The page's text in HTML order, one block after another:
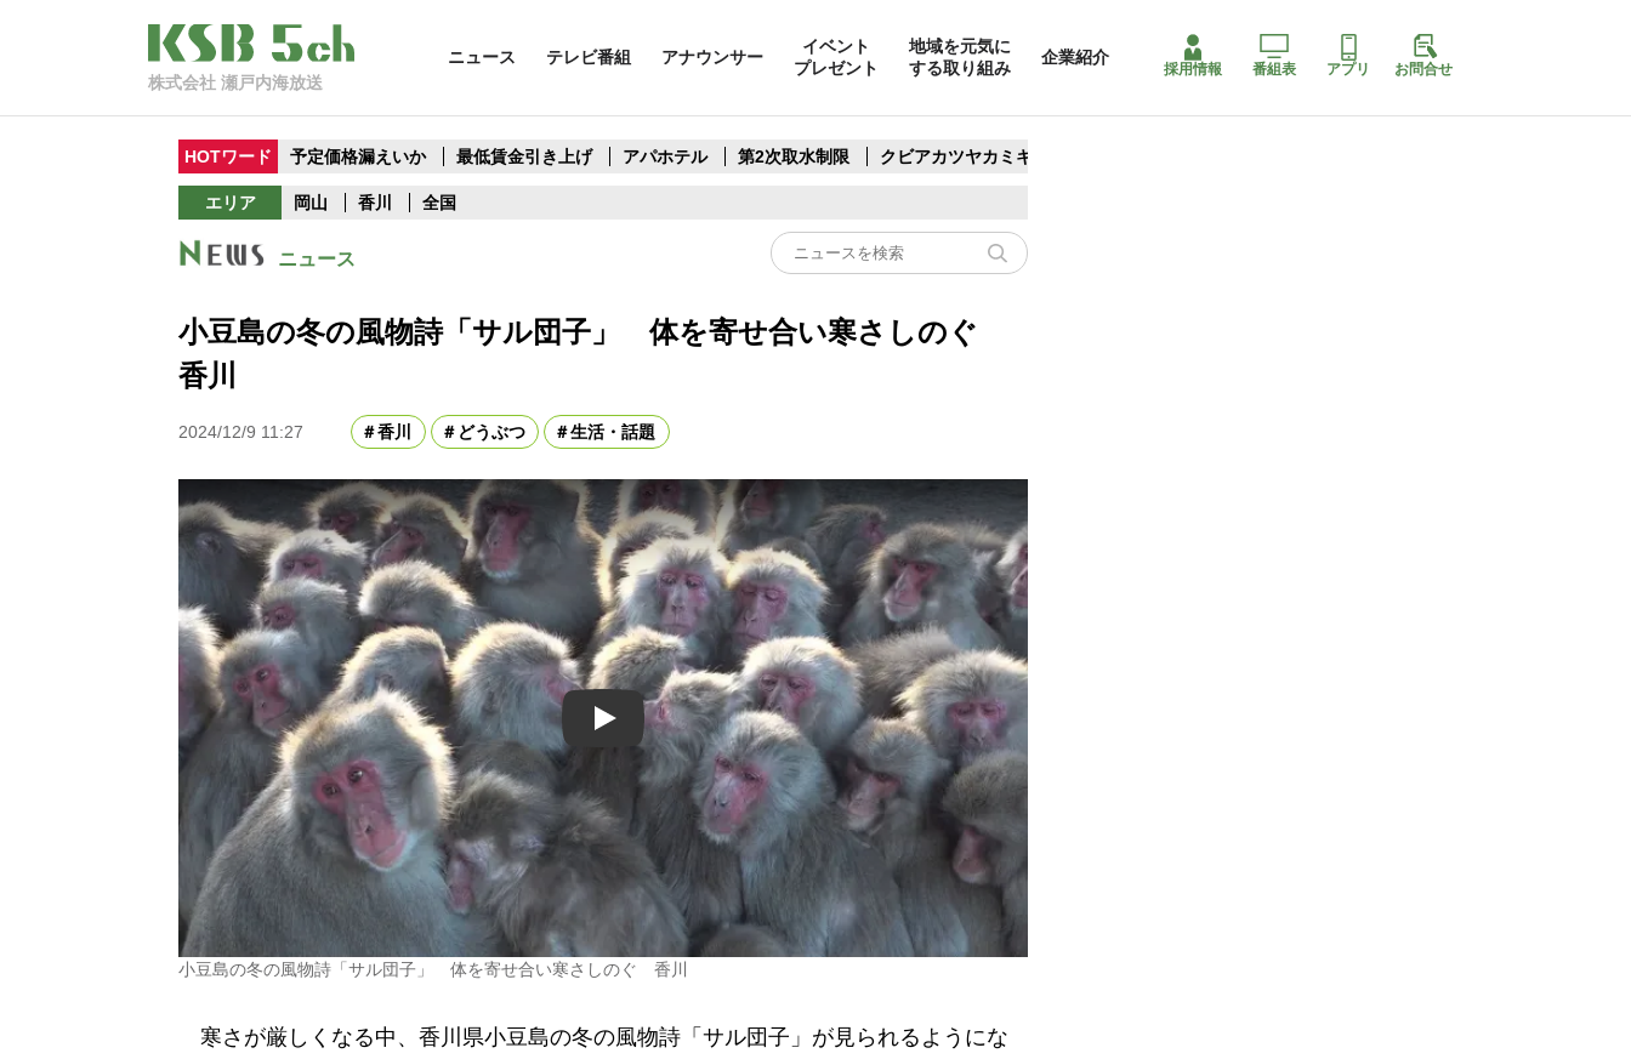
株式会社 瀬戸内海放送
ニュース テレビ番組 アナウンサー
イベント
プレゼント
地域を元気に
する取り組み
企業紹介
採用情報 番組表 アプリ お問合せ
HOTワード 予定価格漏えいか 最低賃金引き上げ アパホテル 第2次取水制限 クビアカツヤカミキリ
エリア 岡山 香川 全国
ニュース
小豆島の冬の風物詩「サル団子」 体を寄せ合い寒さしのぐ
香川
2024/12/9 11:27 香川 どうぶつ 生活・話題
Play
小豆島の冬の風物詩「サル団子」 体を寄せ合い寒さしのぐ 香川
寒さが厳しくなる中、香川県小豆島の冬の風物詩「サル団子」が見られるようにな